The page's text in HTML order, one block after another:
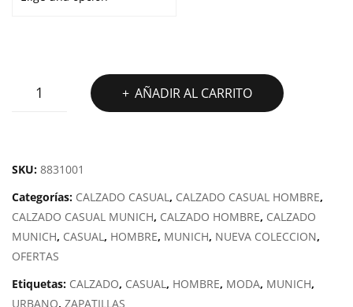
MUNICH
AÑADIR AL CARRITO
SKU: 8831001
Categorías: CALZADO CASUAL, CALZADO CASUAL HOMBRE,
CALZADO CASUAL MUNICH, CALZADO HOMBRE, CALZADO
MUNICH, CASUAL, HOMBRE, MUNICH, NUEVA COLECCION,
OFERTAS
Etiquetas: CALZADO, CASUAL, HOMBRE, MODA, MUNICH,
URBANO, ZAPATILLAS